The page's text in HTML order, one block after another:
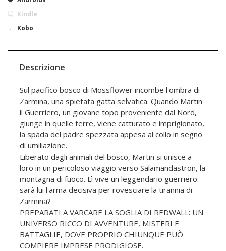
Kindle
Kobo
Descrizione
Sul pacifico bosco di Mossflower incombe l'ombra di
Zarmina, una spietata gatta selvatica. Quando Martin
il Guerriero, un giovane topo proveniente dal Nord,
giunge in quelle terre, viene catturato e imprigionato,
la spada del padre spezzata appesa al collo in segno
di umiliazione.
Liberato dagli animali del bosco, Martin si unisce a
loro in un pericoloso viaggio verso Salamandastron, la
montagna di fuoco. Lì vive un leggendario guerriero:
sarà lui l'arma decisiva per rovesciare la tirannia di
Zarmina?
PREPARATI A VARCARE LA SOGLIA DI REDWALL: UN
UNIVERSO RICCO DI AVVENTURE, MISTERI E
BATTAGLIE, DOVE PROPRIO CHIUNQUE PUÒ
COMPIERE IMPRESE PRODIGIOSE.